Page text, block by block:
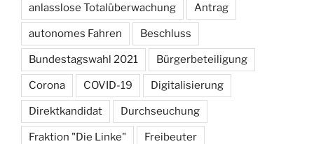
anlasslose Totalüberwachung Antrag
autonomes Fahren Beschluss
Bundestagswahl 2021 Bürgerbeteiligung
Corona COVID-19 Digitalisierung
Direktkandidat Durchseuchung
Fraktion "Die Linke" Freibeuter